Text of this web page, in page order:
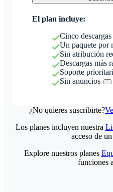
El plan incluye:
Cinco
Un paquete por
Sin atribución
Descargas más
Soporte
Sin anuncios
¿No quieres suscribirte?
Los planes incluyen nuestra
acceso de
Explore nuestros planes
funciones